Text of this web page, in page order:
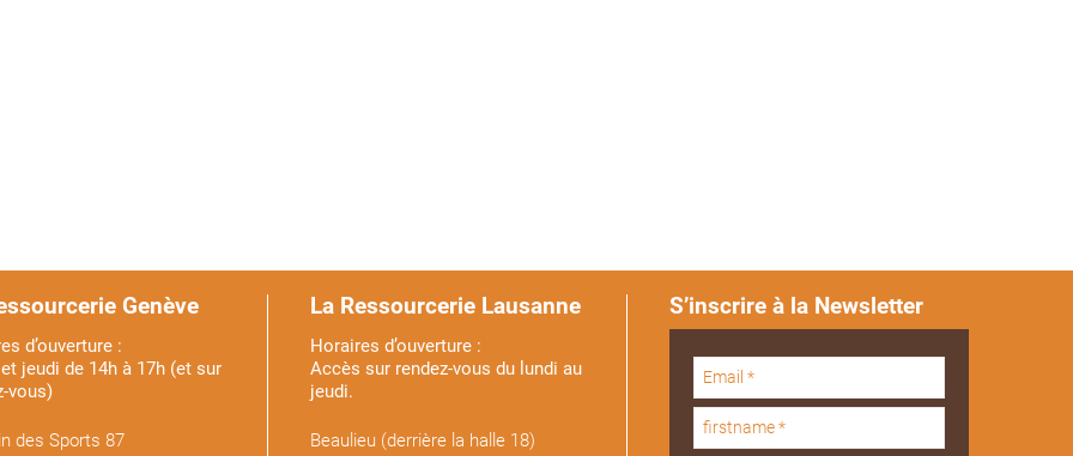
Genève
d’ouverture :
jeudi de 14h à 17h (et sur
vous)
des Sports 87
La Ressourcerie Lausanne
Horaires d’ouverture :
Accès sur rendez-vous du lundi au
jeudi.
Beaulieu (derrière la halle 18)
S’inscrire à la Newsletter